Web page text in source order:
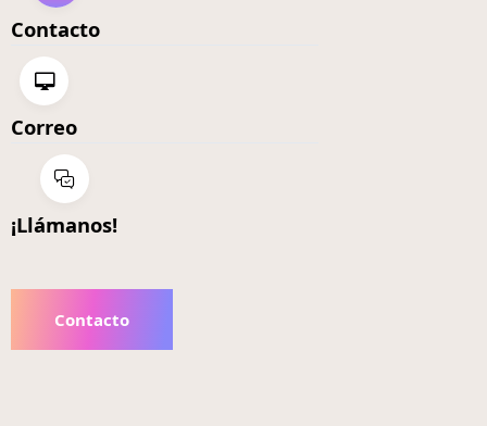
Contacto
Correo
¡Llámanos!
Contacto